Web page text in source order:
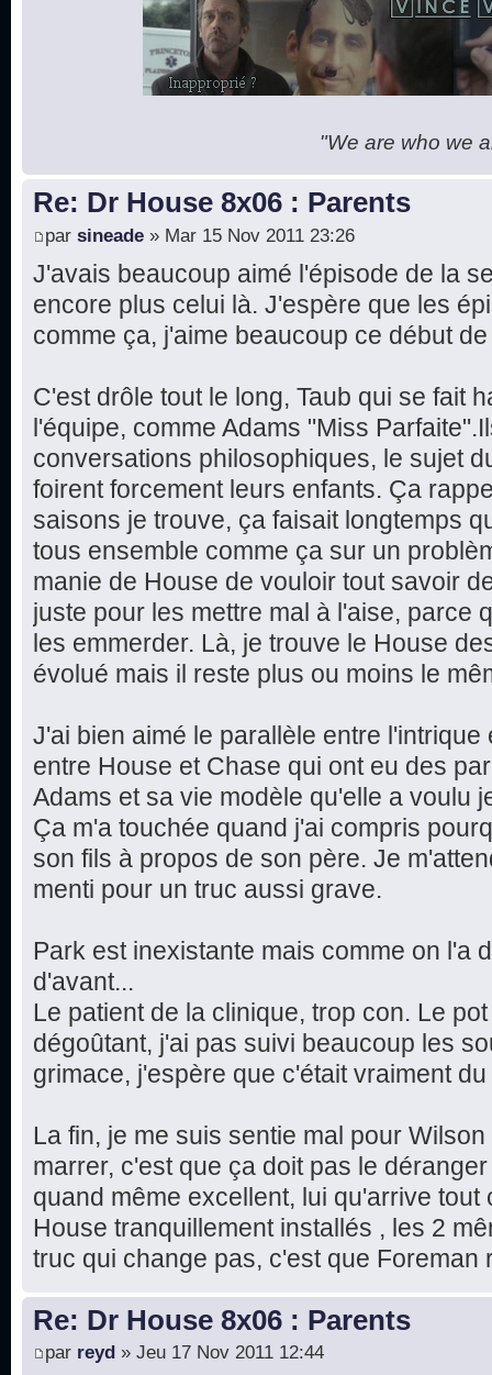
"We are who we
Re: Dr House 8x06 : Parents
par sineade » Mar 15 Nov 2011 23:26
J'avais beaucoup aimé l'épisode de la
encore plus celui là. J'espère que les
comme ça, j'aime beaucoup ce début
C'est drôle tout le long, Taub qui se fait
l'équipe, comme Adams "Miss
conversations philosophiques, le sujet
foirent forcement leurs enfants. Ça
saisons je trouve, ça faisait longtemps
tous ensemble comme ça sur un
manie de House de vouloir tout savoir
juste pour les mettre mal à l'aise, parce
les emmerder. Là, je trouve le House
évolué mais il reste plus ou moins le
J'ai bien aimé le parallèle entre
entre House et Chase qui ont eu des
Adams et sa vie modèle qu'elle a voulu
Ça m'a touchée quand j'ai compris
son fils à propos de son père. Je
menti pour un truc aussi grave.
Park est inexistante mais comme on l'a
d'avant...
Le patient de la clinique, trop con. Le
dégoûtant, j'ai pas suivi beaucoup les
grimace, j'espère que c'était vraiment
La fin, je me suis sentie mal pour
marrer, c'est que ça doit pas le
quand même excellent, lui qu'arrive tout
House tranquillement installés , les 2
truc qui change pas, c'est que Foreman
Re: Dr House 8x06 : Parents
par reyd » Jeu 17 Nov 2011 12:44